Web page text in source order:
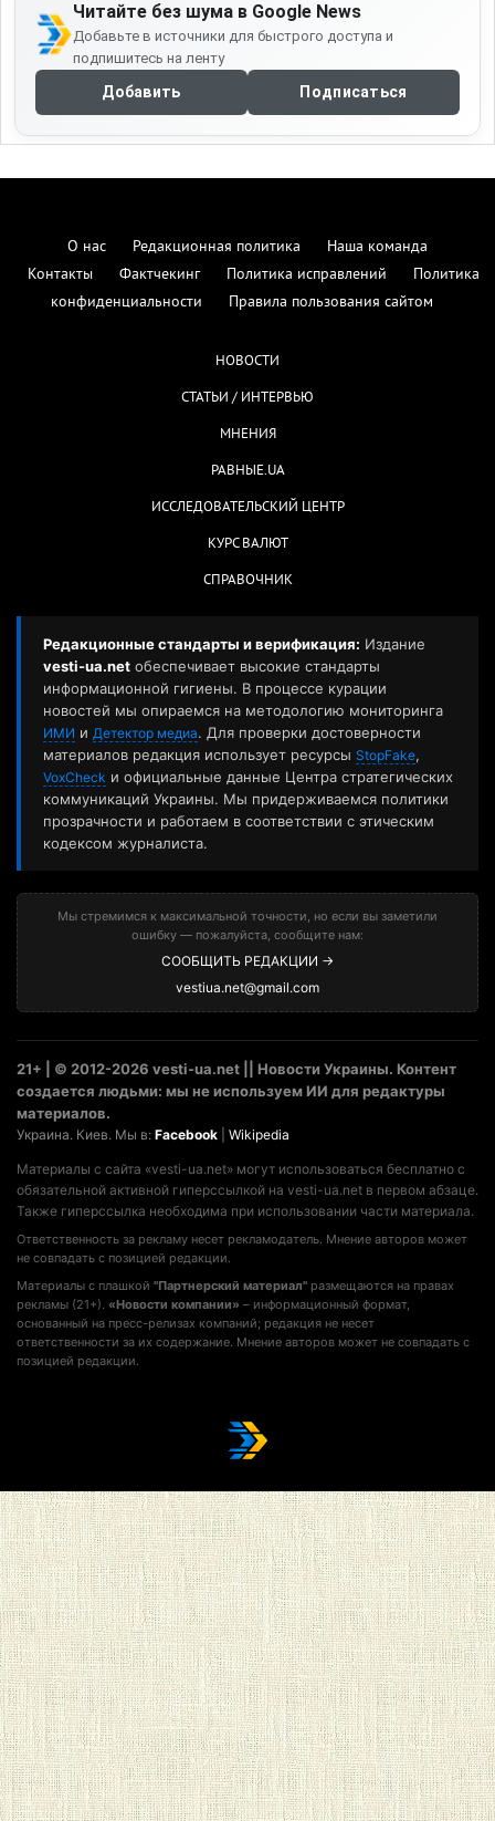
Читайте без шума в Google News
Добавьте в источники для быстрого доступа и
подпишитесь на ленту
Добавить Подписаться
О нас Редакционная политика
Наша команда
Контакты
Фактчекинг Политика исправлений
Политика
конфиденциальности
Правила пользования сайтом
НОВОСТИ
СТАТЬИ / ИНТЕРВЬЮ
МНЕНИЯ
РАВНЫЕ.UA
ИССЛЕДОВАТЕЛЬСКИЙ ЦЕНТР
КУРС ВАЛЮТ
СПРАВОЧНИК
Редакционные стандарты и верификация: Издание
vesti-ua.net обеспечивает высокие стандарты
информационной гигиены. В процессе курации
новостей мы опираемся на методологию мониторинга
ИМИ и Детектор медиа. Для проверки достоверности
материалов редакция использует ресурсы StopFake,
VoxCheck и официальные данные Центра стратегических
коммуникаций Украины. Мы придерживаемся политики
прозрачности и работаем в соответствии с этическим
кодексом журналиста.
Мы стремимся к максимальной точности, но если вы заметили
ошибку — пожалуйста, сообщите нам:
СООБЩИТЬ РЕДАКЦИИ →
vestiua.net@gmail.com
21+ | © 2012-2026 vesti-ua.net || Новости Украины. Контент
создается людьми: мы не используем ИИ для редактуры
материалов.
Украина. Киев. Мы в: Facebook Wikipedia
Материалы с сайта «vesti-ua.net» могут использоваться бесплатно с
обязательной активной гиперссылкой на vesti-ua.net в первом абзаце.
Также гиперссылка необходима при использовании части материала.
Ответственность за рекламу несет рекламодатель. Мнение авторов может
не совпадать с позицией редакции.
Материалы с плашкой "Партнерский материал" размещаются на правах
рекламы (21+). «Новости компании» – информационный формат,
основанный на пресс-релизах компаний; редакция не несет
ответственности за их содержание. Мнение авторов может не совпадать с
позицией редакции.